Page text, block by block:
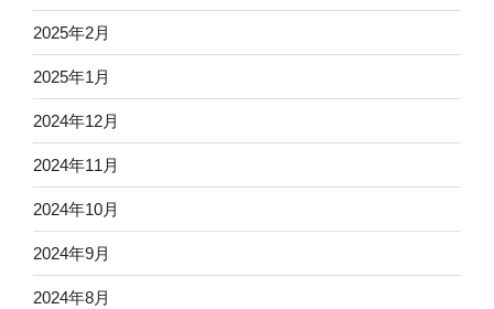
2025年2月
2025年1月
2024年12月
2024年11月
2024年10月
2024年9月
2024年8月